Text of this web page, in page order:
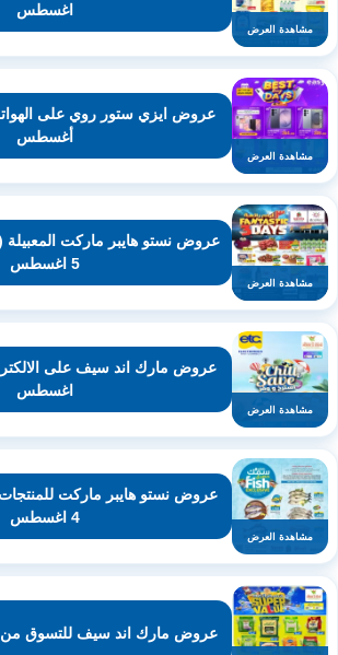
مشاهدة العرض
اغسطس
مشاهدة العرض
أغسطس
مشاهدة العرض
5 اغسطس
مشاهدة العرض
اغسطس
مشاهدة العرض
4 اغسطس
عروض مارك اند سيف للتسوق من 2 حتى 10 اغسطس